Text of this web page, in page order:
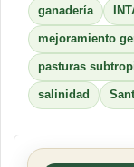
ganadería
mejoramiento
pasturas
salinidad